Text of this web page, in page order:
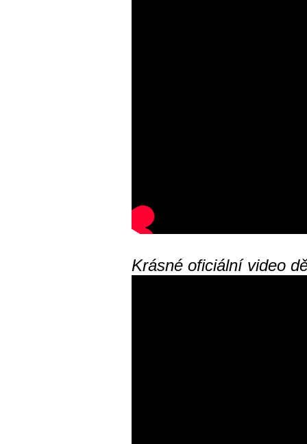
Krásné oficiální video